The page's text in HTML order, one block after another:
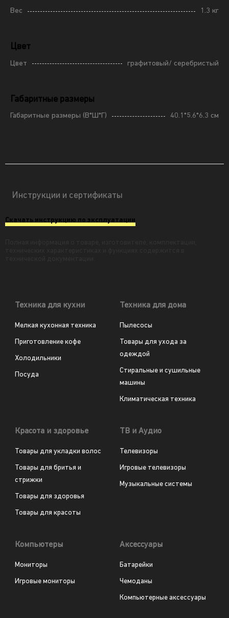
Вес 1.3 кг
Цвет
Цвет графитовый/ серебристый
Габаритные размеры
Габаритные размеры (В*Ш*Г) 40.1*5.6*6.3 см
Инструкции и сертификаты
Скачать инструкцию по эксплуатации
Техника для кухни
Мелкая кухонная техника
Приготовление кофе
Холодильники
Посуда
Техника для дома
Пылесосы
Товары для ухода за
одеждой
Стиральные и сушильные
машины
Климатическая техника
Красота и здоровье
Товары для укладки волос
Товары для бритья и
стрижки
Товары для здоровья
Товары для красоты
ТВ и Аудио
Телевизоры
Игровые телевизоры
Музыкальные системы
Компьютеры
Мониторы
Игровые мониторы
Аксессуары
Батарейки
Чемоданы
Компьютерные аксессуары